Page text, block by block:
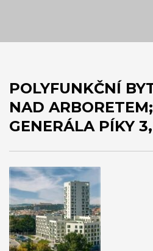
POLYFUNKČNÍ
NAD
GENERÁLA PÍKY